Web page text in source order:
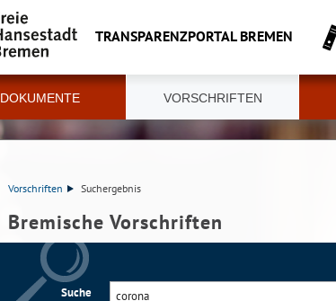
TRANSPARENZPORTAL BREMEN
DOKUMENTE VORSCHRIFTEN
Vorschriften Suchergebnis
Bremische Vorschriften
Suche